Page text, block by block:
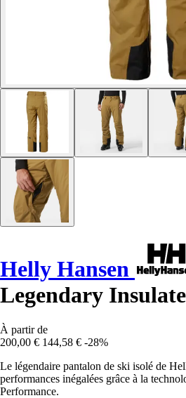
Helly Hansen
Legendary
À partir de
200,00 € 144,58 € -28%
Le légendaire pantalon de ski isolé de
performances inégalées grâce à la
Performance.